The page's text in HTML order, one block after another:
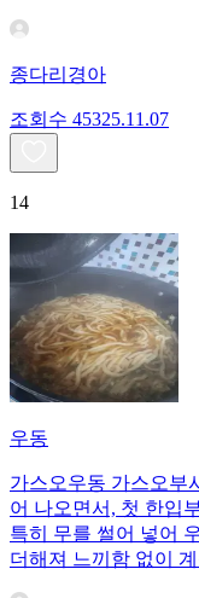
종다리경아
조회수 45325.11.07
14
우동
가스오우동 가스오부
어 나오면서, 첫 한입
특히 무를 썰어 넣어
더해져 느끼함 없이